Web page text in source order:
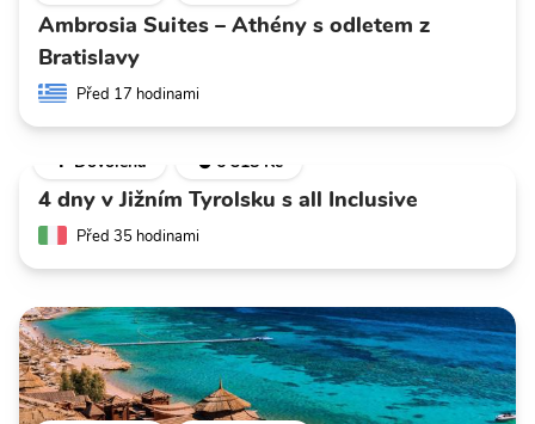
Ambrosia Suites – Athény s odletem z
Bratislavy
Před 17 hodinami
🌴 Dovolená 💣 6 318 Kč
4 dny v Jižním Tyrolsku s all Inclusive
Před 35 hodinami